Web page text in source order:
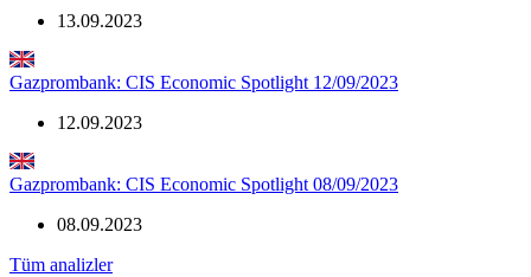
13.09.2023
Gazprombank: CIS Economic Spotlight 12/09/2023
12.09.2023
Gazprombank: CIS Economic Spotlight 08/09/2023
08.09.2023
Tüm analizler